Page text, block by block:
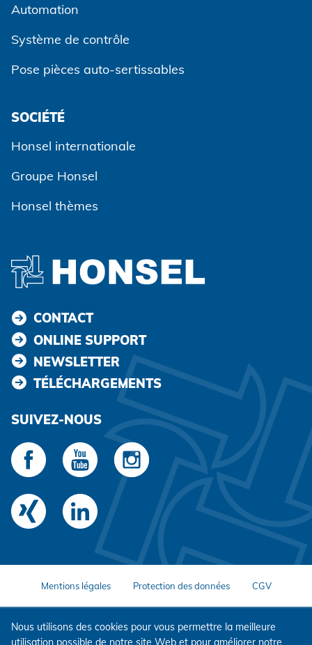
Automation
Système de contrôle
Pose pièces auto-sertissables
SOCIÉTÉ
Honsel internationale
Groupe Honsel
Honsel thèmes
CONTACT
ONLINE SUPPORT
NEWSLETTER
TÉLÉCHARGEMENTS
SUIVEZ-NOUS
Mentions légales Protection des données CGV
Nous utilisons des cookies pour vous permettre la meilleure
utilisation possible de notre site Web et pour améliorer notre